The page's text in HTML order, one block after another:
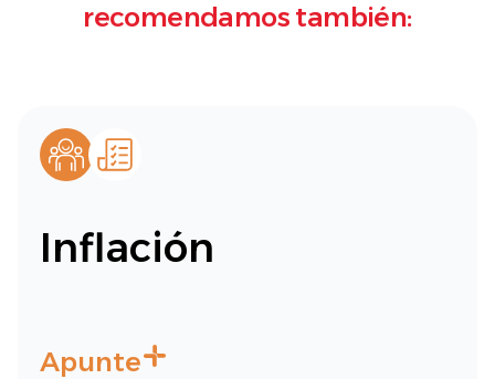
recomendamos también:
Inflación
Apunte